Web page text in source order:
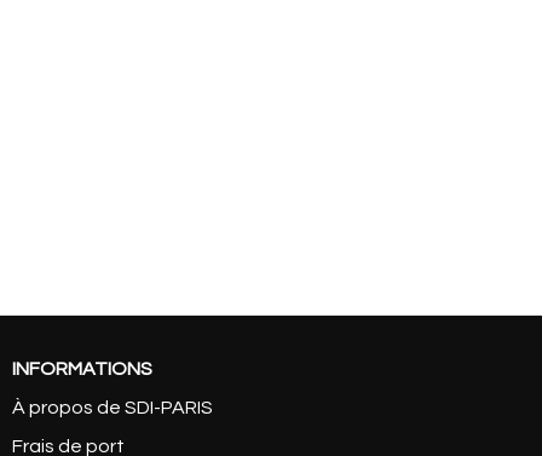
INFORMATIONS
À propos de SDI-PARIS
Frais de port